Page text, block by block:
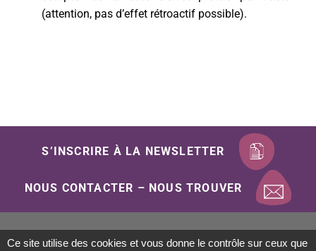
(attention, pas d’effet rétroactif possible).
S’INSCRIRE À LA NEWSLETTER
NOUS CONTACTER – NOUS TROUVER
Mentions Légales Politique de confidentialité
Ce site utilise des cookies et vous donne le contrôle sur ceux que